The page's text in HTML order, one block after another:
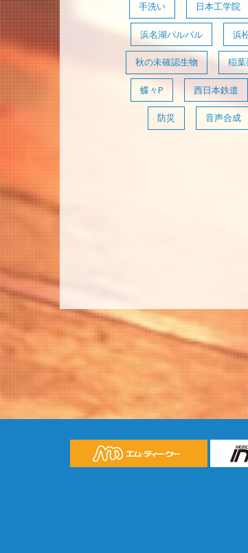
手洗い 日本工学院
浜名湖パルパル 浜
秋の未確認生物 稲葉
蝶々P 西日本鉄道
防災 音声合成